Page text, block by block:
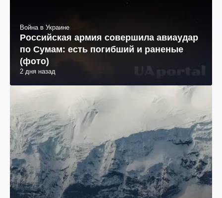
Война в Украине
Российская армия совершила авиаудар
по Сумам: есть погибший и раненые
(фото)
2 дня назад